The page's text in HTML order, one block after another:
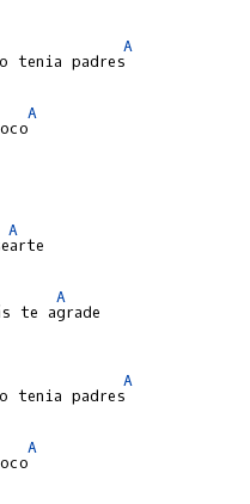
A
tenia padres
A
A
A
te agrade
A
tenia padres
A